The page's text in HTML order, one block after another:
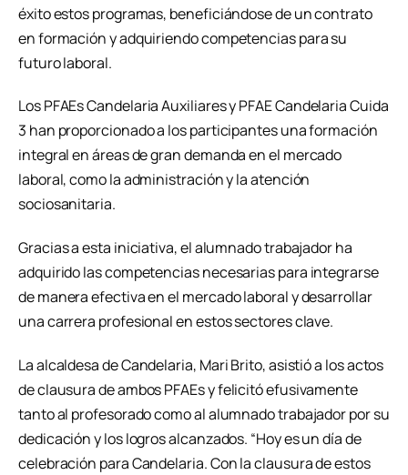
éxito estos programas, beneficiándose de un contrato
en formación y adquiriendo competencias para su
futuro laboral.
Los PFAEs Candelaria Auxiliares y PFAE Candelaria Cuida
3 han proporcionado a los participantes una formación
integral en áreas de gran demanda en el mercado
laboral, como la administración y la atención
sociosanitaria.
Gracias a esta iniciativa, el alumnado trabajador ha
adquirido las competencias necesarias para integrarse
de manera efectiva en el mercado laboral y desarrollar
una carrera profesional en estos sectores clave.
La alcaldesa de Candelaria, Mari Brito, asistió a los actos
de clausura de ambos PFAEs y felicitó efusivamente
tanto al profesorado como al alumnado trabajador por su
dedicación y los logros alcanzados. “Hoy es un día de
celebración para Candelaria. Con la clausura de estos